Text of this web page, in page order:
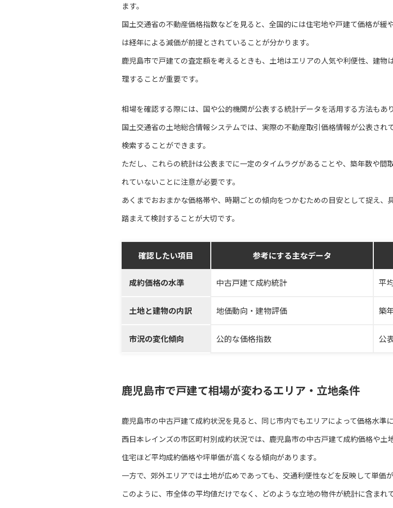
ます。
国土交通省の不動産価格指数などを見ると、全国的には住宅地や戸建て価格が緩
は経年による減価が前提とされていることが分かります。
鹿児島市で戸建ての査定額を考えるときも、土地はエリアの人気や利便性、建物
理することが重要です。
相場を確認する際には、国や公的機関が公表する統計データを活用する方法もあり
国土交通省の土地総合情報システムでは、実際の不動産取引価格情報が公表され
検索することができます。
ただし、これらの統計は公表までに一定のタイムラグがあることや、築年数や間
れていないことに注意が必要です。
あくまでおおまかな価格帯や、時期ごとの傾向をつかむための目安として捉え、
踏まえて検討することが大切です。
確認したい項目 参考にする主なデータ
成約価格の水準 中古戸建て成約統計 平
土地と建物の内訳 地価動向・建物評価 築
市況の変化傾向 公的な価格指数 公
鹿児島市で戸建て相場が変わるエリア・立地条件
鹿児島市の中古戸建て成約状況を見ると、同じ市内でもエリアによって価格水準
西日本レインズの市区町村別成約状況では、鹿児島市の中古戸建て成約価格や土
住宅ほど平均成約価格や坪単価が高くなる傾向があります。
一方で、郊外エリアでは土地が広めであっても、交通利便性などを反映して単価
このように、市全体の平均値だけでなく、どのような立地の物件が統計に含ま